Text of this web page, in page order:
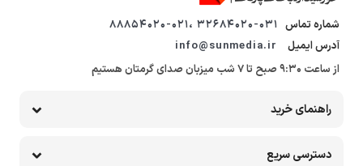
شماره تماس 32684020-031 ،88854020-021
آدرس ایمیل
از ساعت 9:30 صبح تا 7 شب میزبان صدای گرمتان هستیم
راهنمای خرید
دسترسی سریع